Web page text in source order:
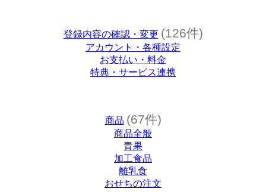
登録内容の確認・変更 (126件)
アカウント・各種設定
お支払い・料金
特典・サービス連携
商品 (67件)
商品全般
青果
加工食品
離乳食
おせちの注文